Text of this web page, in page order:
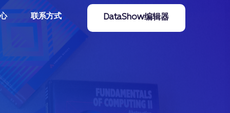
联系方式 DataShow编辑器